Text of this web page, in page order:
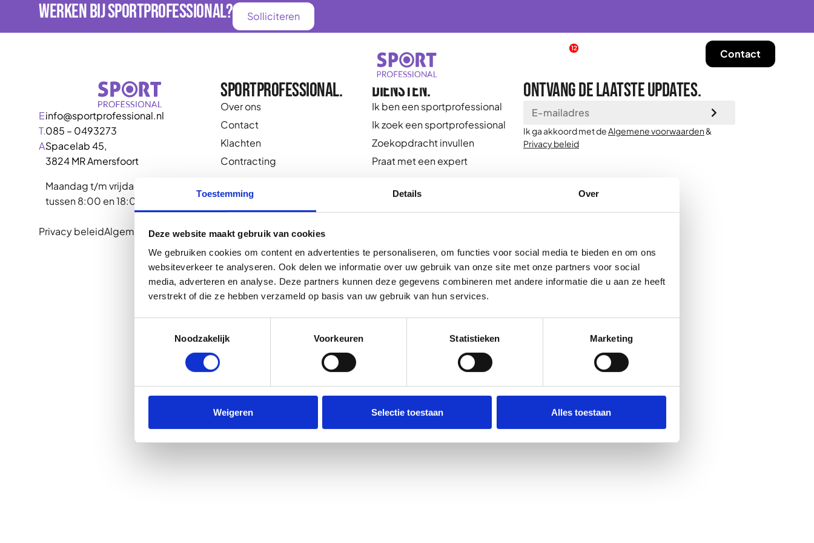
Toestemming Details Over
Deze website maakt gebruik van cookies
We gebruiken cookies om content en advertenties te personaliseren, om functies voor social media te bieden en om ons
websiteverkeer te analyseren. Ook delen we informatie over uw gebruik van onze site met onze partners voor social
media, adverteren en analyse. Deze partners kunnen deze gegevens combineren met andere informatie die u aan ze heeft
verstrekt of die ze hebben verzameld op basis van uw gebruik van hun services.
Noodzakelijk
Voorkeuren Statistieken Marketing
Weigeren Selectie toestaan Alles toestaan
Werken bij Sportprofessional? Solliciteren
12 Contact
E.
T.
A.
info@sportprofessional.nl
085 – 0493273
Spacelab 45,
3824 MR Amersfoort
Maandag t/m vrijdag bereikbaar
tussen 8:00 en 18:00
Sportprofessional.
Over ons
Contact
Klachten
Contracting
Diensten.
Ik ben een sportprofessional
Ik zoek een sportprofessional
Zoekopdracht invullen
Praat met een expert
Ontvang de laatste updates.
Ik ga akkoord met deAlgemene voorwaarden&
Privacy beleid
Privacy beleidAlgemene voorwaarden2025 Sportprofessional